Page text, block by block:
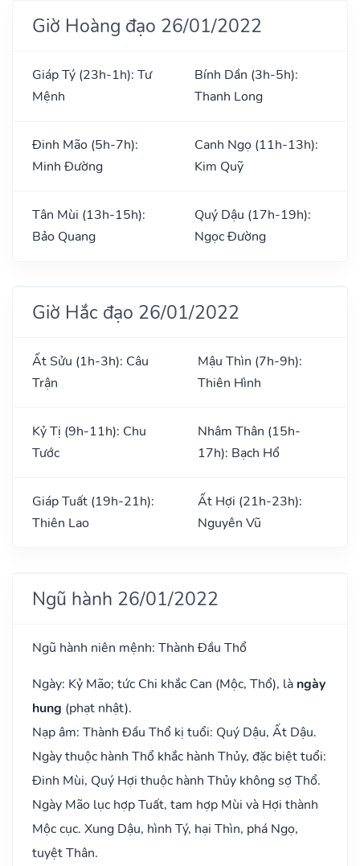
Giờ Hoàng đạo 26/01/2022
Giáp Tý (23h-1h): Tư
Mệnh
Bính Dần (3h-5h):
Thanh Long
Đinh Mão (5h-7h):
Minh Đường
Canh Ngọ (11h-13h):
Kim Quỹ
Tân Mùi (13h-15h):
Bảo Quang
Quý Dậu (17h-19h):
Ngọc Đường
Giờ Hắc đạo 26/01/2022
Ất Sửu (1h-3h): Câu
Trận
Mậu Thìn (7h-9h):
Thiên Hình
Kỷ Tị (9h-11h): Chu
Tước
Nhâm Thân (15h-
17h): Bạch Hổ
Giáp Tuất (19h-21h):
Thiên Lao
Ất Hợi (21h-23h):
Nguyên Vũ
Ngũ hành 26/01/2022
Ngũ hành niên mệnh: Thành Đầu Thổ
Ngày: Kỷ Mão; tức Chi khắc Can (Mộc, Thổ), là ngày
hung (phạt nhật).
Nạp âm: Thành Đầu Thổ kị tuổi: Quý Dậu, Ất Dậu.
Ngày thuộc hành Thổ khắc hành Thủy, đặc biệt tuổi:
Đinh Mùi, Quý Hợi thuộc hành Thủy không sợ Thổ.
Ngày Mão lục hợp Tuất, tam hợp Mùi và Hợi thành
Mộc cục. Xung Dậu, hình Tý, hại Thìn, phá Ngọ,
tuyệt Thân.